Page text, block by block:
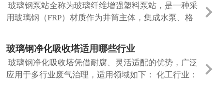
玻璃钢泵站全称为玻璃纤维增强塑料泵站，是一种采
用玻璃钢（FRP）材质作为井筒主体，集成水泵、格
核心由四部分构成。接下来由潍坊科达玻...
玻璃钢净化吸收塔适用哪些行业
玻璃钢净化吸收塔凭借耐腐、灵活适配的优势，广泛
应用于多行业废气治理，适用领域如下： 化工行业：